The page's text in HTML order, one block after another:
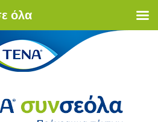
όλα